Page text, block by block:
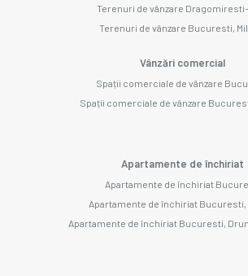
Terenuri de vânzare
Terenuri de vânzare Bucuresti,
Vânzări comercial
Spații comerciale de vânzare
Spații comerciale de vânzare
Apartamente de închiriat
Apartamente de închiriat
Apartamente de închiriat Bucuresti,
Apartamente de închiriat Bucuresti,